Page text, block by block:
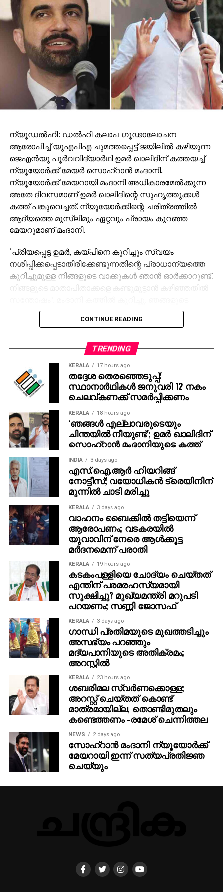
ന്യൂഡല്‍ഹി: ഡല്‍ഹി കലാപ ഗൂഢാലോചന
ആരോപിച്ച് യുഎപിഎ ചുമത്തപ്പെട്ട് ജയിലില്‍ കഴിയുന്ന
ജെഎന്‍യു പൂര്‍വവിദ്യാര്‍ഥി ഉമര്‍ ഖാലിദിന് കത്തയച്ച്
ന്യൂയോര്‍ക്ക് മേയര്‍ സൊഹ്റാന്‍ മംദാനി.
ന്യൂയോര്‍ക്ക് മേയറായി മംദാനി അധികാരമേല്‍ക്കുന്ന
അതേ ദിവസമാണ് ഉമര്‍ ഖാലിദിന്റെ സുഹൃത്തുക്കള്‍
കത്ത് പങ്കുവെച്ചത്. ന്യൂയോര്‍ക്കിന്റെ ചരിത്രത്തില്‍
ആദ്യത്തെ മുസ്ലിമും ഏറ്റവും പ്രായം കുറഞ്ഞ
മേയറുമാണ് മംദാനി.
‘പ്രിയപ്പെട്ട ഉമര്‍, കയ്പിനെ കുറിച്ചും സ്വയം
നശിപ്പിക്കപ്പെടാതിരിക്കേണ്ടുന്നതിന്റെ പ്രാധാന്യത്തെ
കുറിച്ചുമുള്ള നിങ്ങളുടെ വാക്കുകള്‍ ഞാന്‍ ഓര്‍ക്കാറുണ്ട്.
നിങ്ങളുടെ മാതാപിതാക്കളെ കണ്ടുമുട്ടാന്‍ കഴിഞ്ഞതില്‍
എല്ലാവരുടെയും ചിന്തയില്‍ നീയുണ്ടെന്ന് പറഞ്ഞാണ്
അദ്ദേഹം കത്ത് അവസാനിപ്പിച്ചത്.
2020 സെപ്റ്റംബറിലാണ് ഉമര്‍ ഖാലിദിനെ ഡല്‍ഹി
പൊലീസ് അറസ്റ്റ് ചെയ്തത്. ക്രിമിനല്‍ ഗൂഢാലോചന,
കലാപം, നിയമവിരുദ്ധമായി സംഘം ചേരല്‍, യുഎപിഎ
തുടങ്ങിയ വകുപ്പുകള്‍ ചുമത്തിയായിരുന്നു അറസ്റ്റ്.
സഹോദരിയുടെ വിവാഹത്തില്‍ പങ്കെടുക്കുന്നതിനായി
14 ദിവസത്തേക്ക് കര്‍ക്കദൂമ കോടതി ഉമര്‍ ഖാലിദിന്
ജാമ്യം നല്‍കിയിരുന്നു.
CONTINUE READING
TRENDING
KERALA 17 hours ago
തദ്ദേശ തെരഞ്ഞെടുപ്പ്:
സ്ഥാനാര്‍ഥികള്‍ ജനുവരി 12 നകം
ചെലവ്കണക്ക് സമര്‍പ്പിക്കണം
KERALA 18 hours ago
‘ഞങ്ങള്‍ എല്ലാവരുടെയും
ചിന്തയില്‍ നീയുണ്ട്’; ഉമര്‍ ഖാലിദിന്
സൊഹ്‌റാന്‍ മംദാനിയുടെ കത്ത്
INDIA 3 days ago
എസ്.ഐ.ആർ ഹിയറിങ്ങ്
നോട്ടീസ്; വയോധികൻ ട്രെയിനിന്
മുന്നിൽ ചാടി മരിച്ചു
KERALA 3 days ago
വാഹനം ബൈക്കില്‍ തട്ടിയെന്ന്
ആരോപണം; വടകരയില്‍
യുവാവിന് നേരെ ആള്‍ക്കൂട്ട
മര്‍ദനമെന്ന് പരാതി
KERALA 19 hours ago
കടകംപള്ളിയെ ചോദ്യം ചെയ്തത്
എന്തിന് പരമരഹസ്യമായി
സൂക്ഷിച്ചു? മുഖ്യമന്ത്രി മറുപടി
പറയണം; സണ്ണി ജോസഫ്
KERALA 3 days ago
ഗാന്ധി പ്രതിമയുടെ മുഖത്തടിച്ചും
അസഭ്യം പറഞ്ഞും
മദ്യപാനിയുടെ അതിക്രമം;
അറസ്റ്റില്‍
KERALA 23 hours ago
ശബരിമല സ്വര്‍ണക്കൊള്ള;
അറസ്റ്റ് ചെയ്തത് കൊണ്ട്
മാത്രമായില്ല, തൊണ്ടിമുതലും
കണ്ടെത്തണം -രമേശ് ചെന്നിത്തല
NEWS 2 days ago
സോഹ്റാൻ മംദാനി ന്യൂയോർക്ക്
മേയറായി ഇന്ന് സത്യപ്രതിജ്ഞ
ചെയ്യും